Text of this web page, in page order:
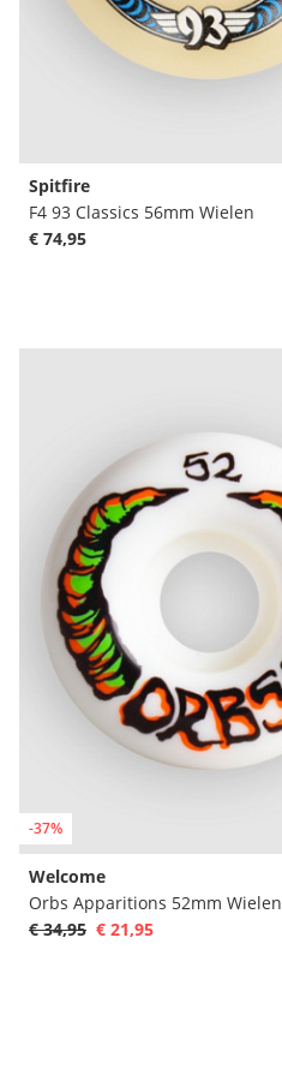
Spitfire
F4 93 Classics 56mm Wielen
€ 74,95
-37%
Welcome
Orbs Apparitions 52mm Wielen
€ 34,95 € 21,95